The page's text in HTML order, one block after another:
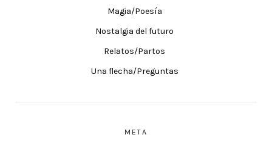
Magia/Poesía
Nostalgia del futuro
Relatos/Partos
Una flecha/Preguntas
META